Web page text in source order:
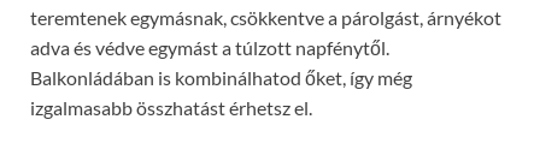
teremtenek egymásnak, csökkentve a párolgást, árnyékot
adva és védve egymást a túlzott napfénytől.
Balkonládában is kombinálhatod őket, így még
izgalmasabb összhatást érhetsz el.